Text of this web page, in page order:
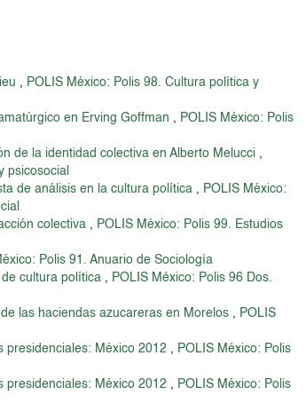
, POLIS México: Polis 98. Cultura política y
en Erving Goffman , POLIS México: Polis
de la identidad colectiva en Alberto Melucci ,
psicosocial
de análisis en la cultura política , POLIS México:
colectiva , POLIS México: Polis 99. Estudios
Polis 91. Anuario de Sociología
cultura política , POLIS México: Polis 96 Dos.
las haciendas azucareras en Morelos , POLIS
presidenciales: México 2012 , POLIS México: Polis
presidenciales: México 2012 , POLIS México: Polis